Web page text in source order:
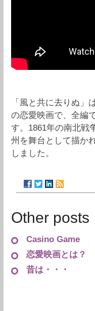
「風と共に去りぬ」
の恋愛映画で、全編
す。1861年の南北戦
州を舞台として描か
しました。
Other posts
Casino Game
恋愛映画とは？
昔は・・・